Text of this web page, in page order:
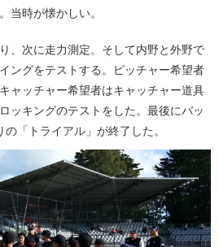
当時が懐かしい。
、次に走力測定。そして内野と外野で
ングをテストする。ピッチャー希望者
ャッチャー希望者はキャッチャー道具
ッキングのテストをした。最後にバッ
「トライアル」が終了した。